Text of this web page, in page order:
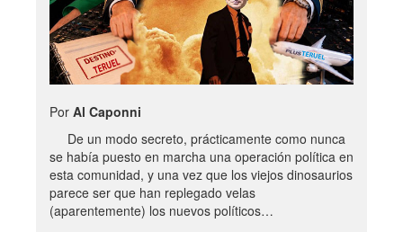
Por Al Caponni
De un modo secreto, prácticamente como nunca
se había puesto en marcha una operación política en
esta comunidad, y una vez que los viejos dinosaurios
parece ser que han replegado velas
(aparentemente) los nuevos políticos…